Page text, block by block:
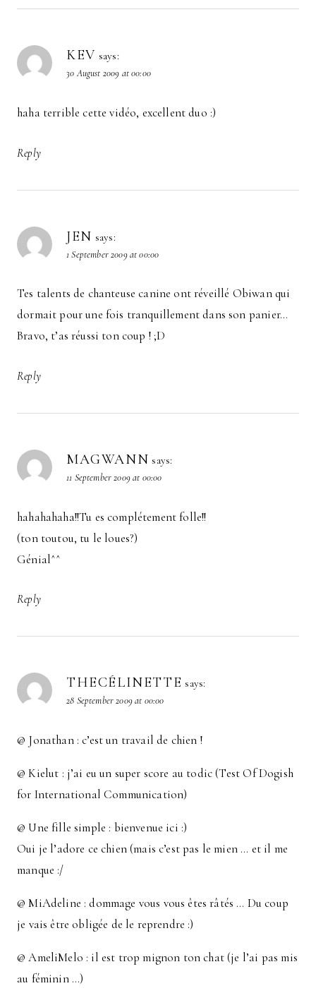
KEV says:
30 August 2009 at 00:00
haha terrible cette vidéo, excellent duo :)
Reply
JEN says:
1 September 2009 at 00:00
Tes talents de chanteuse canine ont réveillé Obiwan qui
dormait pour une fois tranquillement dans son panier…
Bravo, t’as réussi ton coup ! ;D
Reply
MAGWANN says:
11 September 2009 at 00:00
hahahahaha!!Tu es complétement folle!!
(ton toutou, tu le loues?)
Génial^^
Reply
THECÉLINETTE says:
28 September 2009 at 00:00
@ Jonathan : c’est un travail de chien !
@ Kielut : j’ai eu un super score au todic (Test Of Dogish
for International Communication)
@ Une fille simple : bienvenue ici :)
Oui je l’adore ce chien (mais c’est pas le mien … et il me
manque :/
@ MiAdeline : dommage vous vous êtes râtés … Du coup
je vais être obligée de le reprendre :)
@ AmeliMelo : il est trop mignon ton chat (je l’ai pas mis
au féminin …)